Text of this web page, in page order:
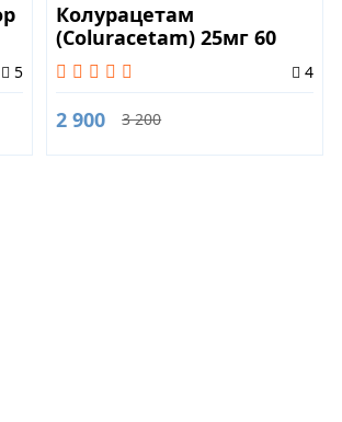
5
Колурацетам
(Coluracetam) 25мг 60
капсул
4
2 900 3 200